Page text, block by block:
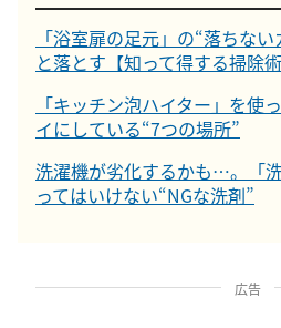
「浴室扉の足元」の“落ちな
と落とす【知って得する掃除術
「キッチン泡ハイター」を使
イにしている“7つの場所”
洗濯機が劣化するかも…。「
ってはいけない“NGな洗剤”
広告